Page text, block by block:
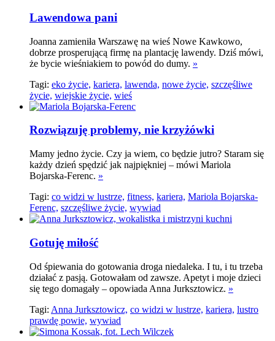
Lawendowa pani
Joanna zamieniła Warszawę na wieś Nowe Kawkowo,
dobrze prosperującą firmę na plantację lawendy. Dziś mówi,
że bycie wieśniakiem to powód do dumy. »
Tagi: eko życie, kariera, lawenda, nowe życie, szczęśliwe
życie, wiejskie życie, wieś
Rozwiązuję problemy, nie krzyżówki
Mamy jedno życie. Czy ja wiem, co będzie jutro? Staram się
każdy dzień spędzić jak najpiękniej – mówi Mariola
Bojarska-Ferenc. »
Tagi: co widzi w lustrze, fitness, kariera, Mariola Bojarska-
Ferenc, szczęśliwe życie, wywiad
Gotuję miłość
Od śpiewania do gotowania droga niedaleka. I tu, i tu trzeba
działać z pasją. Gotowałam od zawsze. Apetyt i moje dzieci
się tego domagały – opowiada Anna Jurksztowicz. »
Tagi: Anna Jurksztowicz, co widzi w lustrze, kariera, lustro
prawdę powie, wywiad